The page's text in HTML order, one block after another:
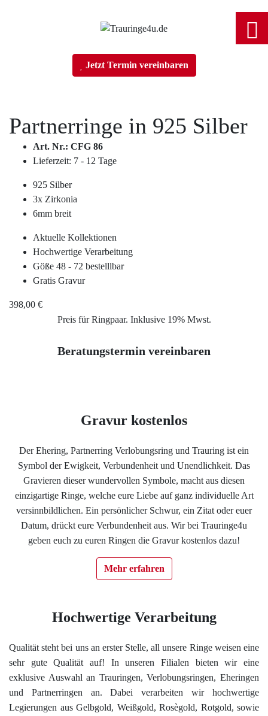
Jetzt Termin vereinbaren
Partnerringe in 925 Silber
Art. Nr.: CFG 86
Lieferzeit: 7 - 12 Tage
925 Silber
3x Zirkonia
6mm breit
Aktuelle Kollektionen
Hochwertige Verarbeitung
Göße 48 - 72 bestelllbar
Gratis Gravur
398,00 €
Preis für Ringpaar. Inklusive 19% Mwst.
Beratungstermin vereinbaren
Gravur kostenlos
Der Ehering, Partnerring Verlobungsring und Trauring ist ein
Symbol der Ewigkeit, Verbundenheit und Unendlichkeit. Das
Gravieren dieser wundervollen Symbole, macht aus diesen
einzigartige Ringe, welche eure Liebe auf ganz individuelle Art
versinnbildlichen. Ein persönlicher Schwur, ein Zitat oder euer
Datum, drückt eure Verbundenheit aus. Wir bei Trauringe4u
geben euch zu euren Ringen die Gravur kostenlos dazu!
Mehr erfahren
Hochwertige Verarbeitung
Qualität steht bei uns an erster Stelle, all unsere Ringe weisen eine
sehr gute Qualität auf! In unseren Filialen bieten wir eine
exklusive Auswahl an Trauringen, Verlobungsringen, Eheringen
und Partnerringen an. Dabei verarbeiten wir hochwertige
Legierungen aus Gelbgold, Weißgold, Rosègold, Rotgold, sowie
Home
Verlobungsringe
Partnerringe
Angebot des Monats
Filialen
Service
Kostenlose Gravur
Kontakt
Cookies
Datenschutzerklärung
Ratgeber
Uhren Schmuck Reparatur Service
Verlobungsringe Köln